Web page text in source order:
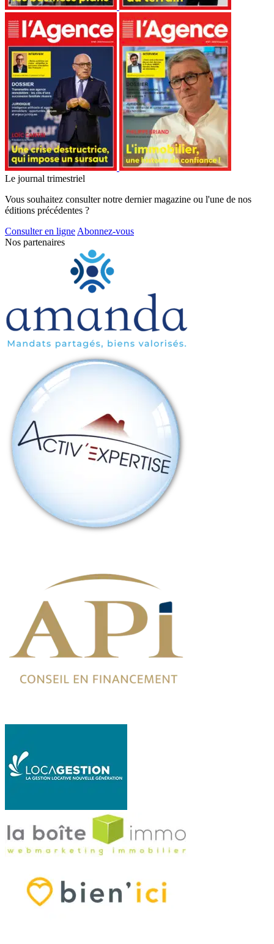
Le journal trimestriel
Vous souhaitez consulter notre dernier magazine ou l'une de nos
éditions précédentes ?
Consulter en ligneAbonnez-vous
Nos partenaires